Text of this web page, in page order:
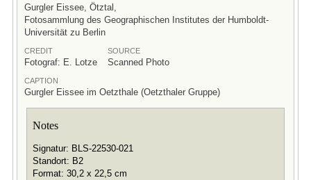
Gurgler Eissee, Ötztal,
Fotosammlung des Geographischen Institutes der Humboldt-
Universität zu Berlin
CREDIT
Fotograf: E. Lotze
SOURCE
Scanned Photo
CAPTION
Gurgler Eissee im Oetzthale (Oetzthaler Gruppe)
Notes
Signatur: BLS-22530-021
Standort: B2
Format: 30,2 x 22,5 cm